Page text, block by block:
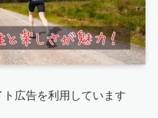
広告を利用しています